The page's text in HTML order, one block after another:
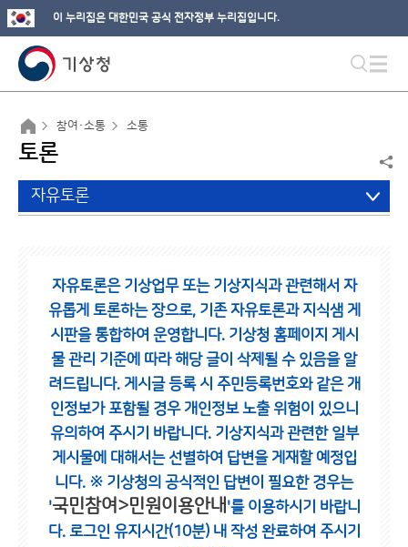
이 누리집은 대한민국 공식 전자정부 누리집입니다.
참여·소통 소통
토론
자유토론
자유토론은 기상업무 또는 기상지식과 관련해서 자
유롭게 토론하는 장으로, 기존 자유토론과 지식샘 게
시판을 통합하여 운영합니다. 기상청 홈페이지 게시
물 관리 기준에 따라 해당 글이 삭제될 수 있음을 알
려드립니다. 게시글 등록 시 주민등록번호와 같은 개
인정보가 포함될 경우 개인정보 노출 위험이 있으니
유의하여 주시기 바랍니다. 기상지식과 관련한 일부
게시물에 대해서는 선별하여 답변을 게재할 예정입
니다. ※ 기상청의 공식적인 답변이 필요한 경우는
'국민참여>민원이용안내 '를 이용하시기 바랍니
다. 로그인 유지시간(10분) 내 작성 완료하여 주시기